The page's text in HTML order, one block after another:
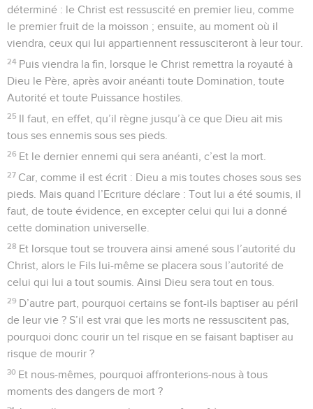
déterminé : le Christ est ressuscité en premier lieu, comme
le premier fruit de la moisson ; ensuite, au moment où il
viendra, ceux qui lui appartiennent ressusciteront à leur tour.
24 Puis viendra la fin, lorsque le Christ remettra la royauté à
Dieu le Père, après avoir anéanti toute Domination, toute
Autorité et toute Puissance hostiles.
25 Il faut, en effet, qu’il règne jusqu’à ce que Dieu ait mis
tous ses ennemis sous ses pieds.
26 Et le dernier ennemi qui sera anéanti, c’est la mort.
27 Car, comme il est écrit : Dieu a mis toutes choses sous ses
pieds. Mais quand l’Ecriture déclare : Tout lui a été soumis, il
faut, de toute évidence, en excepter celui qui lui a donné
cette domination universelle.
28 Et lorsque tout se trouvera ainsi amené sous l’autorité du
Christ, alors le Fils lui-même se placera sous l’autorité de
celui qui lui a tout soumis. Ainsi Dieu sera tout en tous.
29 D’autre part, pourquoi certains se font-ils baptiser au péril
de leur vie ? S’il est vrai que les morts ne ressuscitent pas,
pourquoi donc courir un tel risque en se faisant baptiser au
risque de mourir ?
30 Et nous-mêmes, pourquoi affronterions-nous à tous
moments des dangers de mort ?